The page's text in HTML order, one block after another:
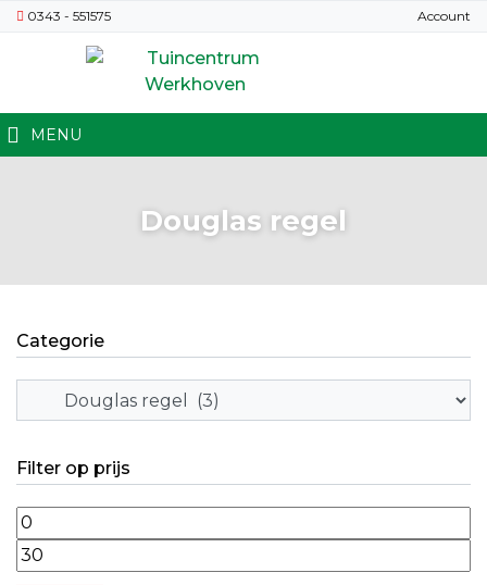
0343 - 551575 Account
MENU
Douglas regel
Categorie
Filter op prijs
Min. prijs
Max. prijs